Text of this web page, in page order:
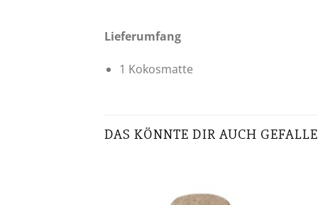
Lieferumfang
1 Kokosmatte
DAS KÖNNTE DIR AUCH